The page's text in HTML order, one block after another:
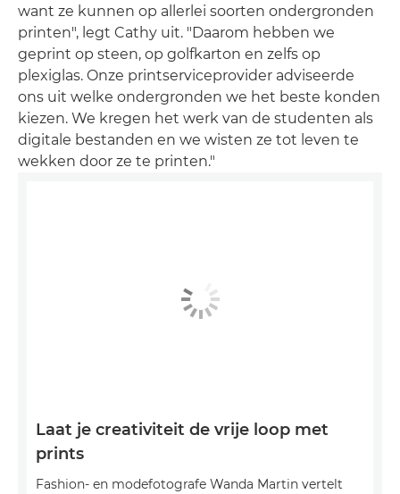
want ze kunnen op allerlei soorten ondergronden
printen", legt Cathy uit. "Daarom hebben we
geprint op steen, op golfkarton en zelfs op
plexiglas. Onze printserviceprovider adviseerde
ons uit welke ondergronden we het beste konden
kiezen. We kregen het werk van de studenten als
digitale bestanden en we wisten ze tot leven te
wekken door ze te printen."
Laat je creativiteit de vrije loop met
prints
Fashion- en modefotografe Wanda Martin vertelt